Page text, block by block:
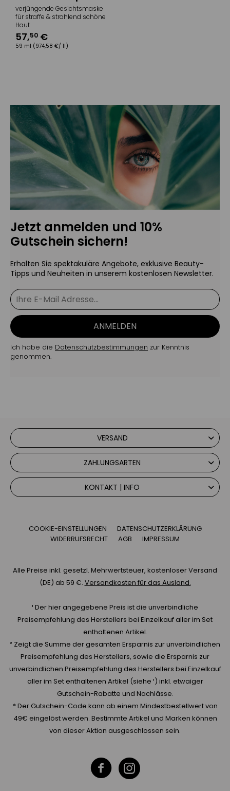
verjüngende Gesichtsmaske
für straffe & strahlend schöne
Haut
57,50 €
59 ml (974,58 €/ 1l)
Jetzt anmelden und 10%
Gutschein sichern!
Erhalten Sie spektakuläre Angebote, exklusive Beauty-
Tipps und Neuheiten in unserem kostenlosen Newsletter.
ANMELDEN
Ich habe die Datenschutzbestimmungen zur Kenntnis
genommen.
VERSAND
ZAHLUNGSARTEN
KONTAKT | INFO
COOKIE-EINSTELLUNGEN
DATENSCHUTZERKLÄRUNG
WIDERRUFSRECHT
AGB IMPRESSUM
Alle Preise inkl. gesetzl. Mehrwertsteuer, kostenloser Versand
(DE) ab 59 €. Versandkosten für das Ausland.
¹ Der hier angegebene Preis ist die unverbindliche
Preisempfehlung des Herstellers bei Einzelkauf aller im Set
enthaltenen Artikel.
² Zeigt die Summe der gesamten Ersparnis zur unverbindlichen
Preisempfehlung des Herstellers, sowie die Ersparnis zur
unverbindlichen Preisempfehlung des Herstellers bei Einzelkauf
aller im Set enthaltenen Artikel (siehe ¹) inkl. etwaiger
Gutschein-Rabatte und Nachlässe.
* Der Gutschein-Code kann ab einem Mindestbestellwert von
49€ eingelöst werden. Bestimmte Artikel und Marken können
von dieser Aktion ausgeschlossen sein.